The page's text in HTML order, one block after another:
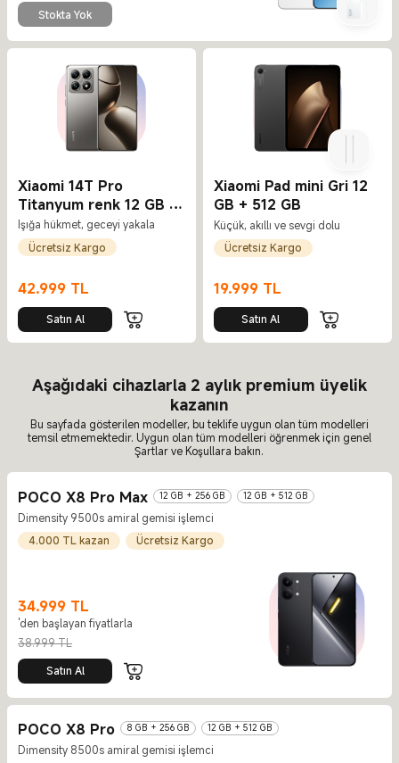
Stokta Yok
Xiaomi 14T Pro
Titanyum renk 12 GB +
512 GB
Işığa hükmet, geceyi yakala
Ücretsiz Kargo
42.999 TL
Current Price TL42999
Satın Al
Xiaomi Pad mini Gri 12
GB + 512 GB
Küçük, akıllı ve sevgi dolu
Ücretsiz Kargo
19.999TL
Current Price TL19999
Satın Al
Aşağıdaki cihazlarla 2 aylık premium üyelik
kazanın
Bu sayfada gösterilen modeller, bu teklife uygun olan tüm modelleri
temsil etmemektedir. Uygun olan tüm modelleri öğrenmek için genel
Şartlar ve Koşullara bakın.
POCO X8 Pro Max 12 GB + 256 GB 12 GB + 512 GB
Dimensity 9500s amiral gemisi işlemci
4.000 TL kazan
Ücretsiz Kargo
34.999 TL
Current Price TL34999
'den başlayan fiyatlarla
38.999 TL
Piyasa fiyatı 38.999 TL
Satın Al
POCO X8 Pro 8 GB + 256 GB 12 GB + 512 GB
Dimensity 8500s amiral gemisi işlemci